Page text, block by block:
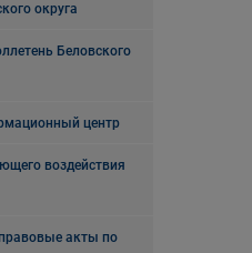
округа
Беловского
центр
воздействия
акты по